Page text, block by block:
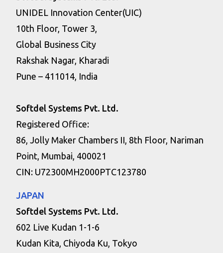
UNIDEL Innovation Center(UIC)
10th Floor, Tower 3,
Global Business City
Rakshak Nagar, Kharadi
Pune – 411014, India
Softdel Systems Pvt. Ltd.
Registered Office:
86, Jolly Maker Chambers II, 8th Floor, Nariman
Point, Mumbai, 400021
CIN: U72300MH2000PTC123780
JAPAN
Softdel Systems Pvt. Ltd.
602 Live Kudan 1-1-6
Kudan Kita, Chiyoda Ku, Tokyo